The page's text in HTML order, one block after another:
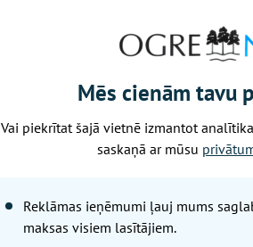
Ogres
valsts
BIO
par labu
Mēs cienām tavu
Vai piekrītat šajā vietnē izmantot
saskaņā ar mūsu
Reklāmas ieņēmumi ļauj mums
maksas visiem lasītājiem.